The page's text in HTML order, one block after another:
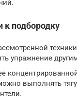
к подбородку
упражнение
выполнять